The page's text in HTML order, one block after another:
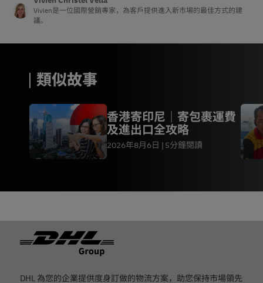
Vivien是一位國際營銷專家，為客戶提供進入新市場的最佳方式的建
議。
類似故事
香港寄印尼｜寄包裹運費
及進出口全攻略
2026年8月6日 5分鐘閱讀
DHL 為您的企業提供度身訂做的物流方案，助您保持市場領先